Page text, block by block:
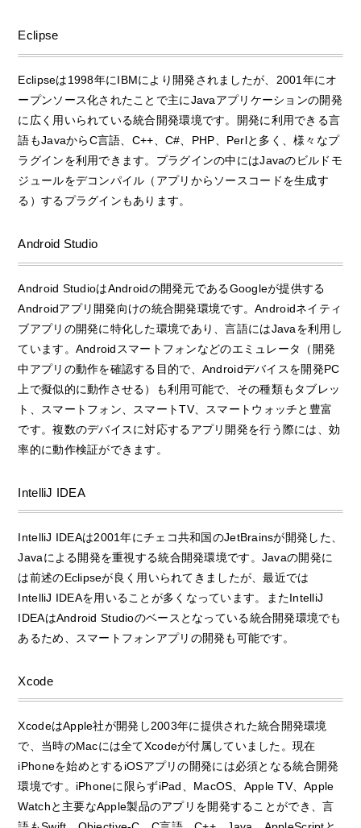
Eclipse
Eclipseは1998年にIBMにより開発されましたが、2001年にオ
ープンソース化されたことで主にJavaアプリケーションの開発
に広く用いられている統合開発環境です。開発に利用できる言
語もJavaからC言語、C++、C#、PHP、Perlと多く、様々なプ
ラグインを利用できます。プラグインの中にはJavaのビルドモ
ジュールをデコンパイル（アプリからソースコードを生成す
る）するプラグインもあります。
Android Studio
Android StudioはAndroidの開発元であるGoogleが提供する
Androidアプリ開発向けの統合開発環境です。Androidネイティ
ブアプリの開発に特化した環境であり、言語にはJavaを利用し
ています。Androidスマートフォンなどのエミュレータ（開発
中アプリの動作を確認する目的で、Androidデバイスを開発PC
上で擬似的に動作させる）も利用可能で、その種類もタブレッ
ト、スマートフォン、スマートTV、スマートウォッチと豊富
です。複数のデバイスに対応するアプリ開発を行う際には、効
率的に動作検証ができます。
IntelliJ IDEA
IntelliJ IDEAは2001年にチェコ共和国のJetBrainsが開発した、
Javaによる開発を重視する統合開発環境です。Javaの開発に
は前述のEclipseが良く用いられてきましたが、最近では
IntelliJ IDEAを用いることが多くなっています。またIntelliJ
IDEAはAndroid Studioのベースとなっている統合開発環境でも
あるため、スマートフォンアプリの開発も可能です。
Xcode
XcodeはApple社が開発し2003年に提供された統合開発環境
で、当時のMacには全てXcodeが付属していました。現在
iPhoneを始めとするiOSアプリの開発には必須となる統合開発
環境です。iPhoneに限らずiPad、MacOS、Apple TV、Apple
Watchと主要なApple製品のアプリを開発することができ、言